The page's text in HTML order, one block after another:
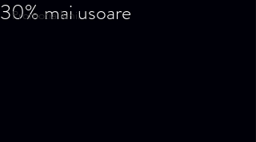
Promotia lunii
30% mai usoare